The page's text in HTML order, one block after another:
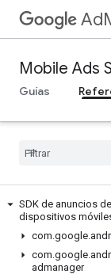
Mobile Ads
Guías
SDK de anuncios
dispositivos
com.google.
com.google.
admanager